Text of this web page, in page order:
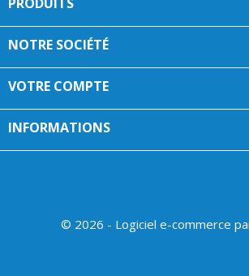
NOTRE SOCIÉTÉ
VOTRE COMPTE
INFORMATIONS
© 2026 - Logiciel e-commerce